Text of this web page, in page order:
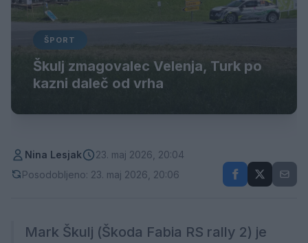
ŠPORT
Škulj zmagovalec Velenja, Turk po
kazni daleč od vrha
Nina Lesjak
23. maj 2026, 20:04
Posodobljeno: 23. maj 2026, 20:06
Mark Škulj (Škoda Fabia RS rally 2) je